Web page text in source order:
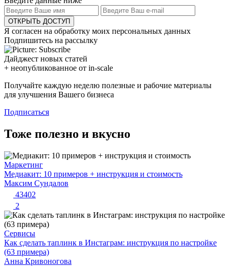
ОТКРЫТЬ ДОСТУП
Я согласен на обработку моих персональных данных
Подпишитесь на рассылку
Дайджест новых статей
+ неопубликованное от in-scale
Получайте каждую неделю полезные и рабочие материалы
для улучшения Вашего бизнеса
Подписаться
Тоже полезно и вкусно
Маркетинг
Медиакит: 10 примеров + инструкция и стоимость
Максим Сундалов
43402
2
Сервисы
Как сделать таплинк в Инстаграм: инструкция по настройке
(63 примера)
Анна Кривоногова